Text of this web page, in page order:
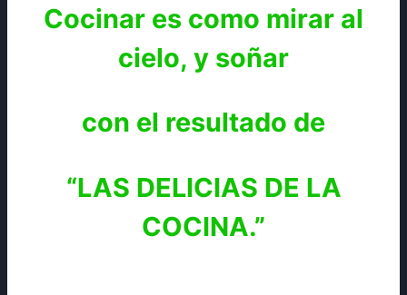
Cocinar es como mirar al
cielo, y soñar
con el resultado de
“LAS DELICIAS DE LA
COCINA.”